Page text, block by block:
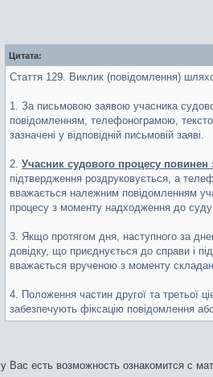
Цитата:
Стаття 129. Виклик (повідомлення)
1. За письмовою заявою учасника
повідомленням, телефонограмою,
зазначені у відповідній письмовій заяві.
2. Учасник судового процесу повинен
підтвердження роздруковується, а
вважається належним повідомленням
процесу з моменту надходження до суду
3. Якщо протягом дня, наступного за
довідку, що приєднується до справи і
вважається врученою з моменту
4. Положення частин другої та третьої
забезпечують фіксацію повідомлення
у Вас есть возможность ознакомится с